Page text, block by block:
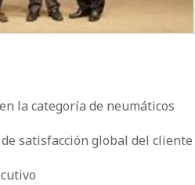
la categoría de neumáticos
satisfacción global del cliente